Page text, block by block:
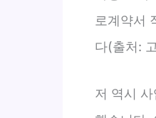
로계약서
다(출처:
저 역시